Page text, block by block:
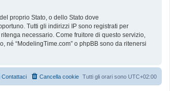
proprio Stato, o dello Stato dove
Tutti gli indirizzi IP sono registrati per
necessario. Come fruitore di questo servizio,
“ModelingTime.com” o phpBB sono da ritenersi
Tutti gli orari sono UTC+02:00
Cancella cookie
Contattaci